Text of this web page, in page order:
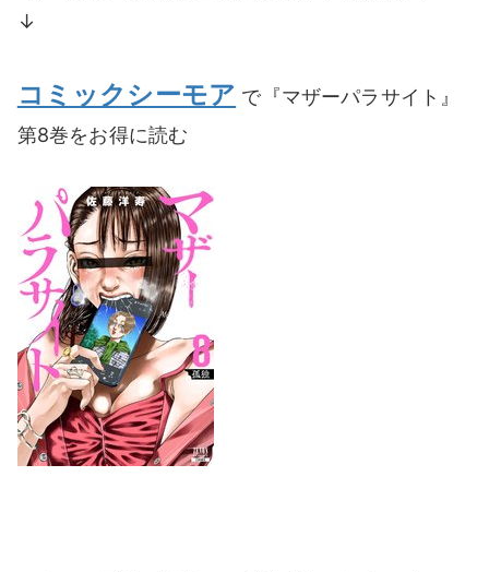
↓
コミックシーモア で『マザーパラサイト』
第8巻をお得に読む